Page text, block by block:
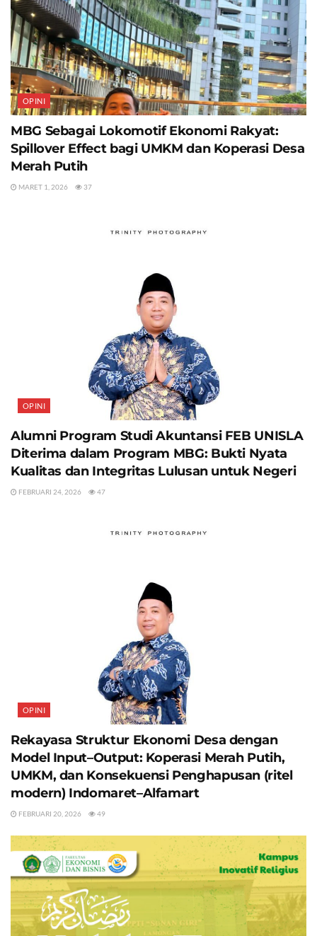
OPINI
MBG Sebagai Lokomotif Ekonomi Rakyat:
Spillover Effect bagi UMKM dan Koperasi Desa
Merah Putih
MARET 1, 2026 37
OPINI
Alumni Program Studi Akuntansi FEB UNISLA
Diterima dalam Program MBG: Bukti Nyata
Kualitas dan Integritas Lulusan untuk Negeri
FEBRUARI 24, 2026 47
OPINI
Rekayasa Struktur Ekonomi Desa dengan
Model Input–Output: Koperasi Merah Putih,
UMKM, dan Konsekuensi Penghapusan (ritel
modern) Indomaret–Alfamart
FEBRUARI 20, 2026 49